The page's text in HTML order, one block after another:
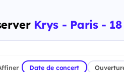
Krys - Paris -
Date de concert